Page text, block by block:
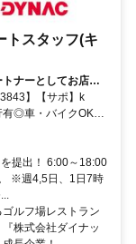
トスタッフ(キ
ナーとしてお店を
】【サポ】k
有◎車・バイクOK！
提出！ 6:00～18:00
※週4,5日、1日7時
ルフ場レストラン
株式会社ダイナッ